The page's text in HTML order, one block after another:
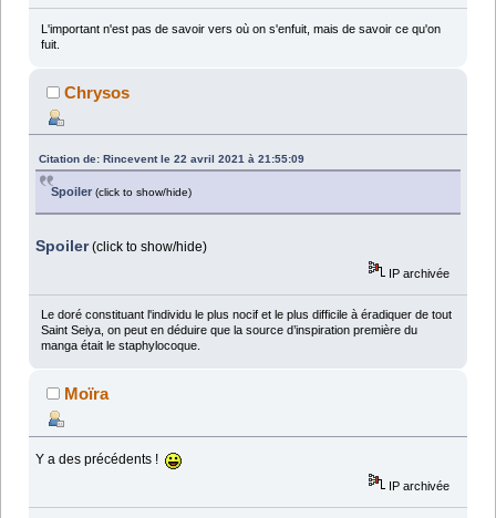
L'important n'est pas de savoir vers où on s'enfuit, mais de savoir ce qu'on
fuit.
Chrysos
Citation de: Rincevent le 22 avril 2021 à 21:55:09
Spoiler (click to show/hide)
Spoiler(click to show/hide)
IP archivée
Le doré constituant l'individu le plus nocif et le plus difficile à éradiquer de tout
Saint Seiya, on peut en déduire que la source d’inspiration première du
manga était le staphylocoque.
Moïra
Y a des précédents !
IP archivée